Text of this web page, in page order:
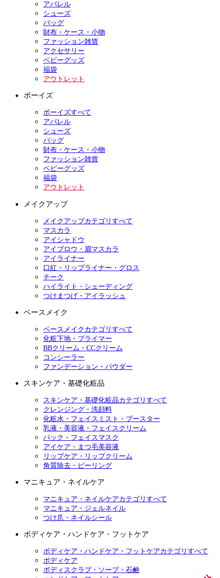
アパレル
シューズ
バッグ
財布・ケース・小物
ファッション雑貨
アクセサリー
ベビーグッズ
福袋
アウトレット
ボーイズ
ボーイズすべて
アパレル
シューズ
バッグ
財布・ケース・小物
ファッション雑貨
ベビーグッズ
福袋
アウトレット
メイクアップ
メイクアップカテゴリすべて
マスカラ
アイシャドウ
アイブロウ・眉マスカラ
アイライナー
口紅・リップライナー・グロス
チーク
ハイライト・シェーディング
つけまつげ・アイラッシュ
ベースメイク
ベースメイクカテゴリすべて
化粧下地・プライマー
BBクリーム・CCクリーム
コンシーラー
ファンデーション・パウダー
スキンケア・基礎化粧品
スキンケア・基礎化粧品カテゴリすべて
クレンジング・洗顔料
化粧水・フェイスミスト・ブースター
乳液・美容液・フェイスクリーム
パック・フェイスマスク
アイケア・まつ毛美容液
リップケア・リップクリーム
角質除去・ピーリング
マニキュア・ネイルケア
マニキュア・ネイルケアカテゴリすべて
マニキュア・ジェルネイル
つけ爪・ネイルシール
ボディケア・ハンドケア・フットケア
ボディケア・ハンドケア・フットケアカテゴリすべて
ボディケア
ボディスクラブ・ソープ・石鹸